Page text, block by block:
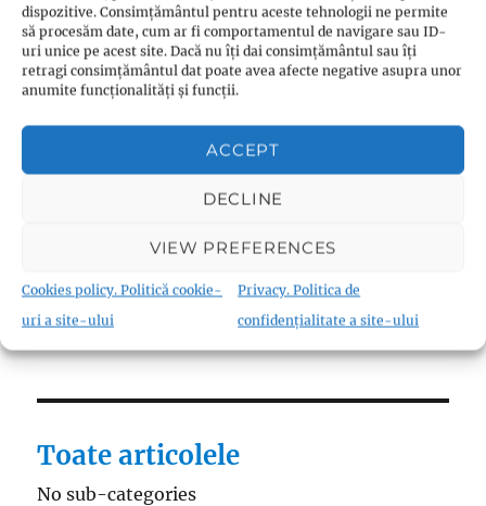
dispozitive. Consimțământul pentru aceste tehnologii ne permite
să procesăm date, cum ar fi comportamentul de navigare sau ID-
uri unice pe acest site. Dacă nu îți dai consimțământul sau îți
retragi consimțământul dat poate avea afecte negative asupra unor
anumite funcționalități și funcții.
ACCEPT
DECLINE
VIEW PREFERENCES
Cookies policy. Politică cookie-
uri a site-ului
Privacy. Politica de
confidențialitate a site-ului
Reforme(9)
Teologie(10)
Thomas Müntzer(1)
Biserica Înfrățirii Religiilor (Biserica
Fraternistă)(18)
Materiale canonice
(22)
Toate articolele
No sub-categories